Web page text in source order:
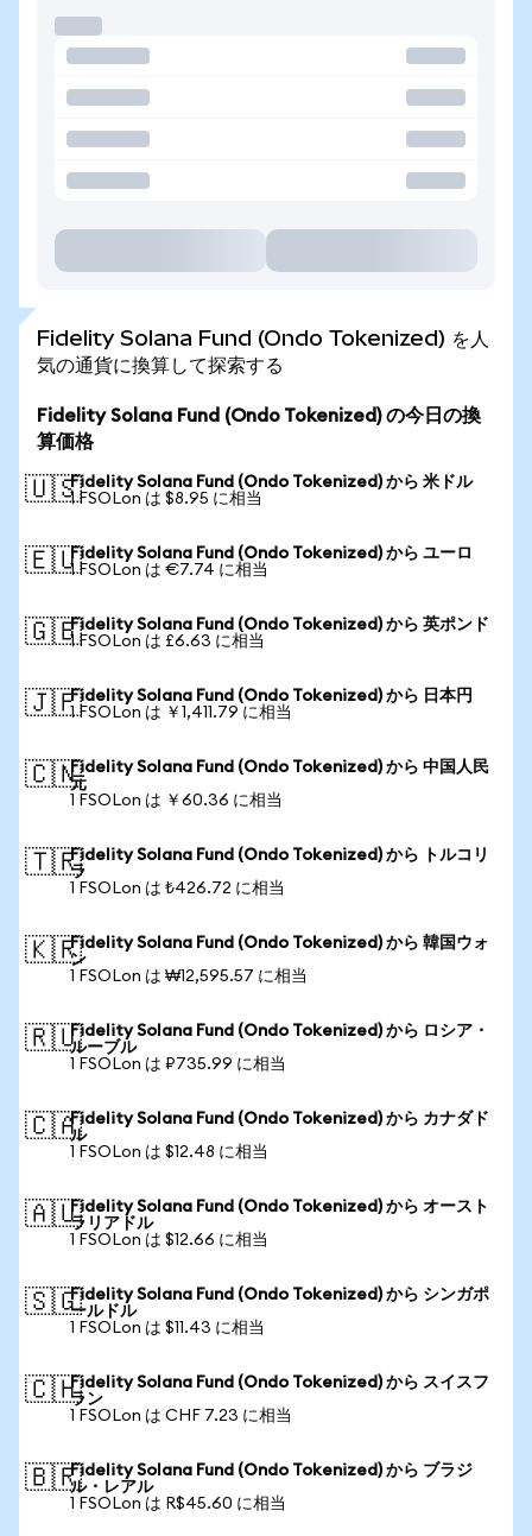
Fidelity Solana Fund (Ondo Tokenized) を人
気の通貨に換算して探索する
Fidelity Solana Fund (Ondo Tokenized) の今日の換
算価格
🇺🇸Fidelity Solana Fund (Ondo Tokenized) から 米ドル
1 FSOLon は $8.95 に相当
🇪🇺Fidelity Solana Fund (Ondo Tokenized) から ユーロ
1 FSOLon は €7.74 に相当
🇬🇧Fidelity Solana Fund (Ondo Tokenized) から 英ポンド
1 FSOLon は £6.63 に相当
🇯🇵Fidelity Solana Fund (Ondo Tokenized) から 日本円
1 FSOLon は ￥1,411.79 に相当
🇨🇳Fidelity Solana Fund (Ondo Tokenized) から 中国人民
元
1 FSOLon は ￥60.36 に相当
🇹🇷Fidelity Solana Fund (Ondo Tokenized) から トルコリ
ラ
1 FSOLon は ₺426.72 に相当
🇰🇷Fidelity Solana Fund (Ondo Tokenized) から 韓国ウォ
ン
1 FSOLon は ₩12,595.57 に相当
🇷🇺Fidelity Solana Fund (Ondo Tokenized) から ロシア・
ルーブル
1 FSOLon は ₽735.99 に相当
🇨🇦Fidelity Solana Fund (Ondo Tokenized) から カナダド
ル
1 FSOLon は $12.48 に相当
🇦🇺Fidelity Solana Fund (Ondo Tokenized) から オースト
ラリアドル
1 FSOLon は $12.66 に相当
🇸🇬Fidelity Solana Fund (Ondo Tokenized) から シンガポ
ールドル
1 FSOLon は $11.43 に相当
🇨🇭Fidelity Solana Fund (Ondo Tokenized) から スイスフ
ラン
1 FSOLon は CHF 7.23 に相当
🇧🇷Fidelity Solana Fund (Ondo Tokenized) から ブラジ
ル・レアル
1 FSOLon は R$45.60 に相当